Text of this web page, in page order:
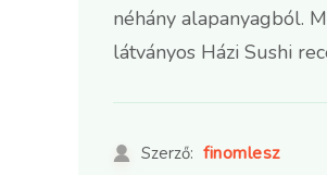
néhány alapanyagból.
látványos Házi Sushi
Szerző: finomlesz